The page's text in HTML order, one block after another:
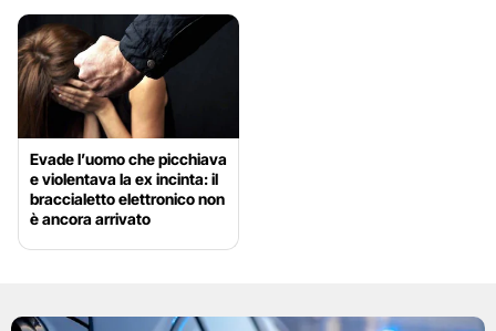
Evade l’uomo che picchiava
e violentava la ex incinta: il
braccialetto elettronico non
è ancora arrivato